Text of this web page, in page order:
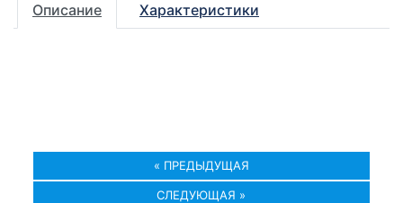
Описание Характеристики
« ПРЕДЫДУЩАЯ
СЛЕДУЮЩАЯ »